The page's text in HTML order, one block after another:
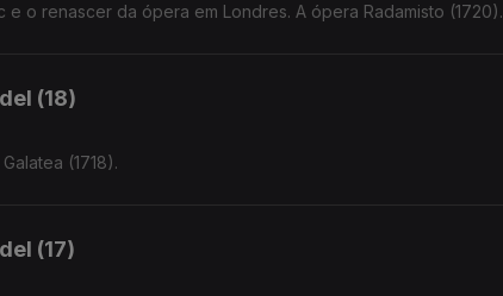
e o renascer da ópera em Londres. A ópera Radamisto (1720).
(18)
(1718).
(17)